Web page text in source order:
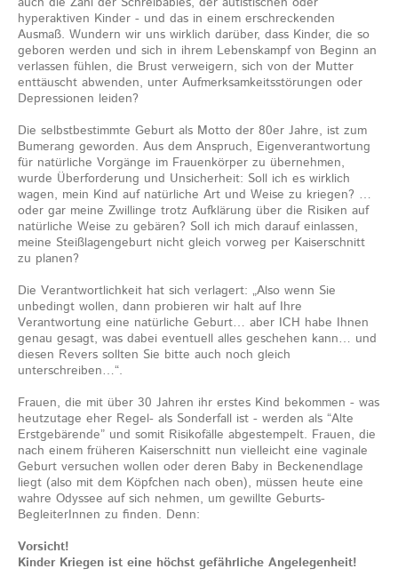
hyperaktiven Kinder - und das in einem erschreckenden
Ausmaß. Wundern wir uns wirklich darüber, dass Kinder, die so
geboren werden und sich in ihrem Lebenskampf von Beginn an
verlassen fühlen, die Brust verweigern, sich von der Mutter
enttäuscht abwenden, unter Aufmerksamkeitsstörungen oder
Depressionen leiden?
Die selbstbestimmte Geburt als Motto der 80er Jahre, ist zum
Bumerang geworden. Aus dem Anspruch, Eigenverantwortung
für natürliche Vorgänge im Frauenkörper zu übernehmen,
wurde Überforderung und Unsicherheit: Soll ich es wirklich
wagen, mein Kind auf natürliche Art und Weise zu kriegen? …
oder gar meine Zwillinge trotz Aufklärung über die Risiken auf
natürliche Weise zu gebären? Soll ich mich darauf einlassen,
meine Steißlagengeburt nicht gleich vorweg per Kaiserschnitt
zu planen?
Die Verantwortlichkeit hat sich verlagert: „Also wenn Sie
unbedingt wollen, dann probieren wir halt auf Ihre
Verantwortung eine natürliche Geburt… aber ICH habe Ihnen
genau gesagt, was dabei eventuell alles geschehen kann… und
diesen Revers sollten Sie bitte auch noch gleich
unterschreiben…“.
Frauen, die mit über 30 Jahren ihr erstes Kind bekommen - was
heutzutage eher Regel- als Sonderfall ist - werden als “Alte
Erstgebärende” und somit Risikofälle abgestempelt. Frauen, die
nach einem früheren Kaiserschnitt nun vielleicht eine vaginale
Geburt versuchen wollen oder deren Baby in Beckenendlage
liegt (also mit dem Köpfchen nach oben), müssen heute eine
wahre Odyssee auf sich nehmen, um gewillte Geburts-
BegleiterInnen zu finden. Denn:
Vorsicht!
Kinder Kriegen ist eine höchst gefährliche Angelegenheit!